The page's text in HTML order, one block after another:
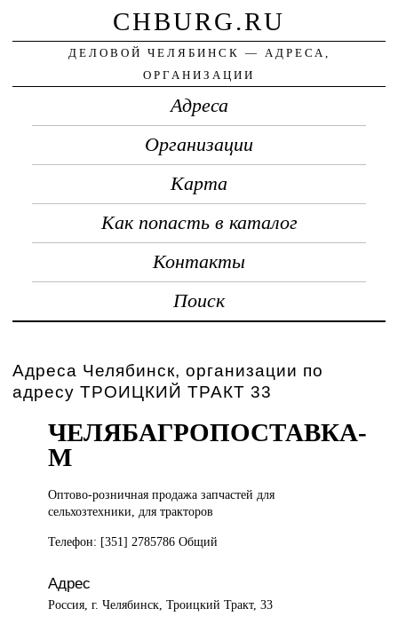
CHBURG.RU
ДЕЛОВОЙ ЧЕЛЯБИНСК — АДРЕСА,
ОРГАНИЗАЦИИ
Адреса
Организации
Карта
Как попасть в каталог
Контакты
Поиск
Адреса Челябинск, организации по
адресу ТРОИЦКИЙ ТРАКТ 33
ЧЕЛЯБАГРОПОСТАВКА-
М
Оптово-розничная продажазапчастей для
сельхозтехники, для тракторов
Телефон: [351] 2785786 Общий
Адрес
Россия, г. Челябинск, Троицкий Тракт, 33